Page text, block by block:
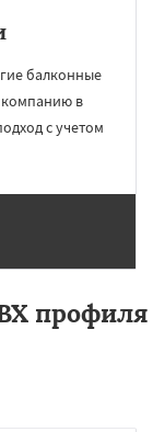
балконные
компанию в
с учетом
профиля